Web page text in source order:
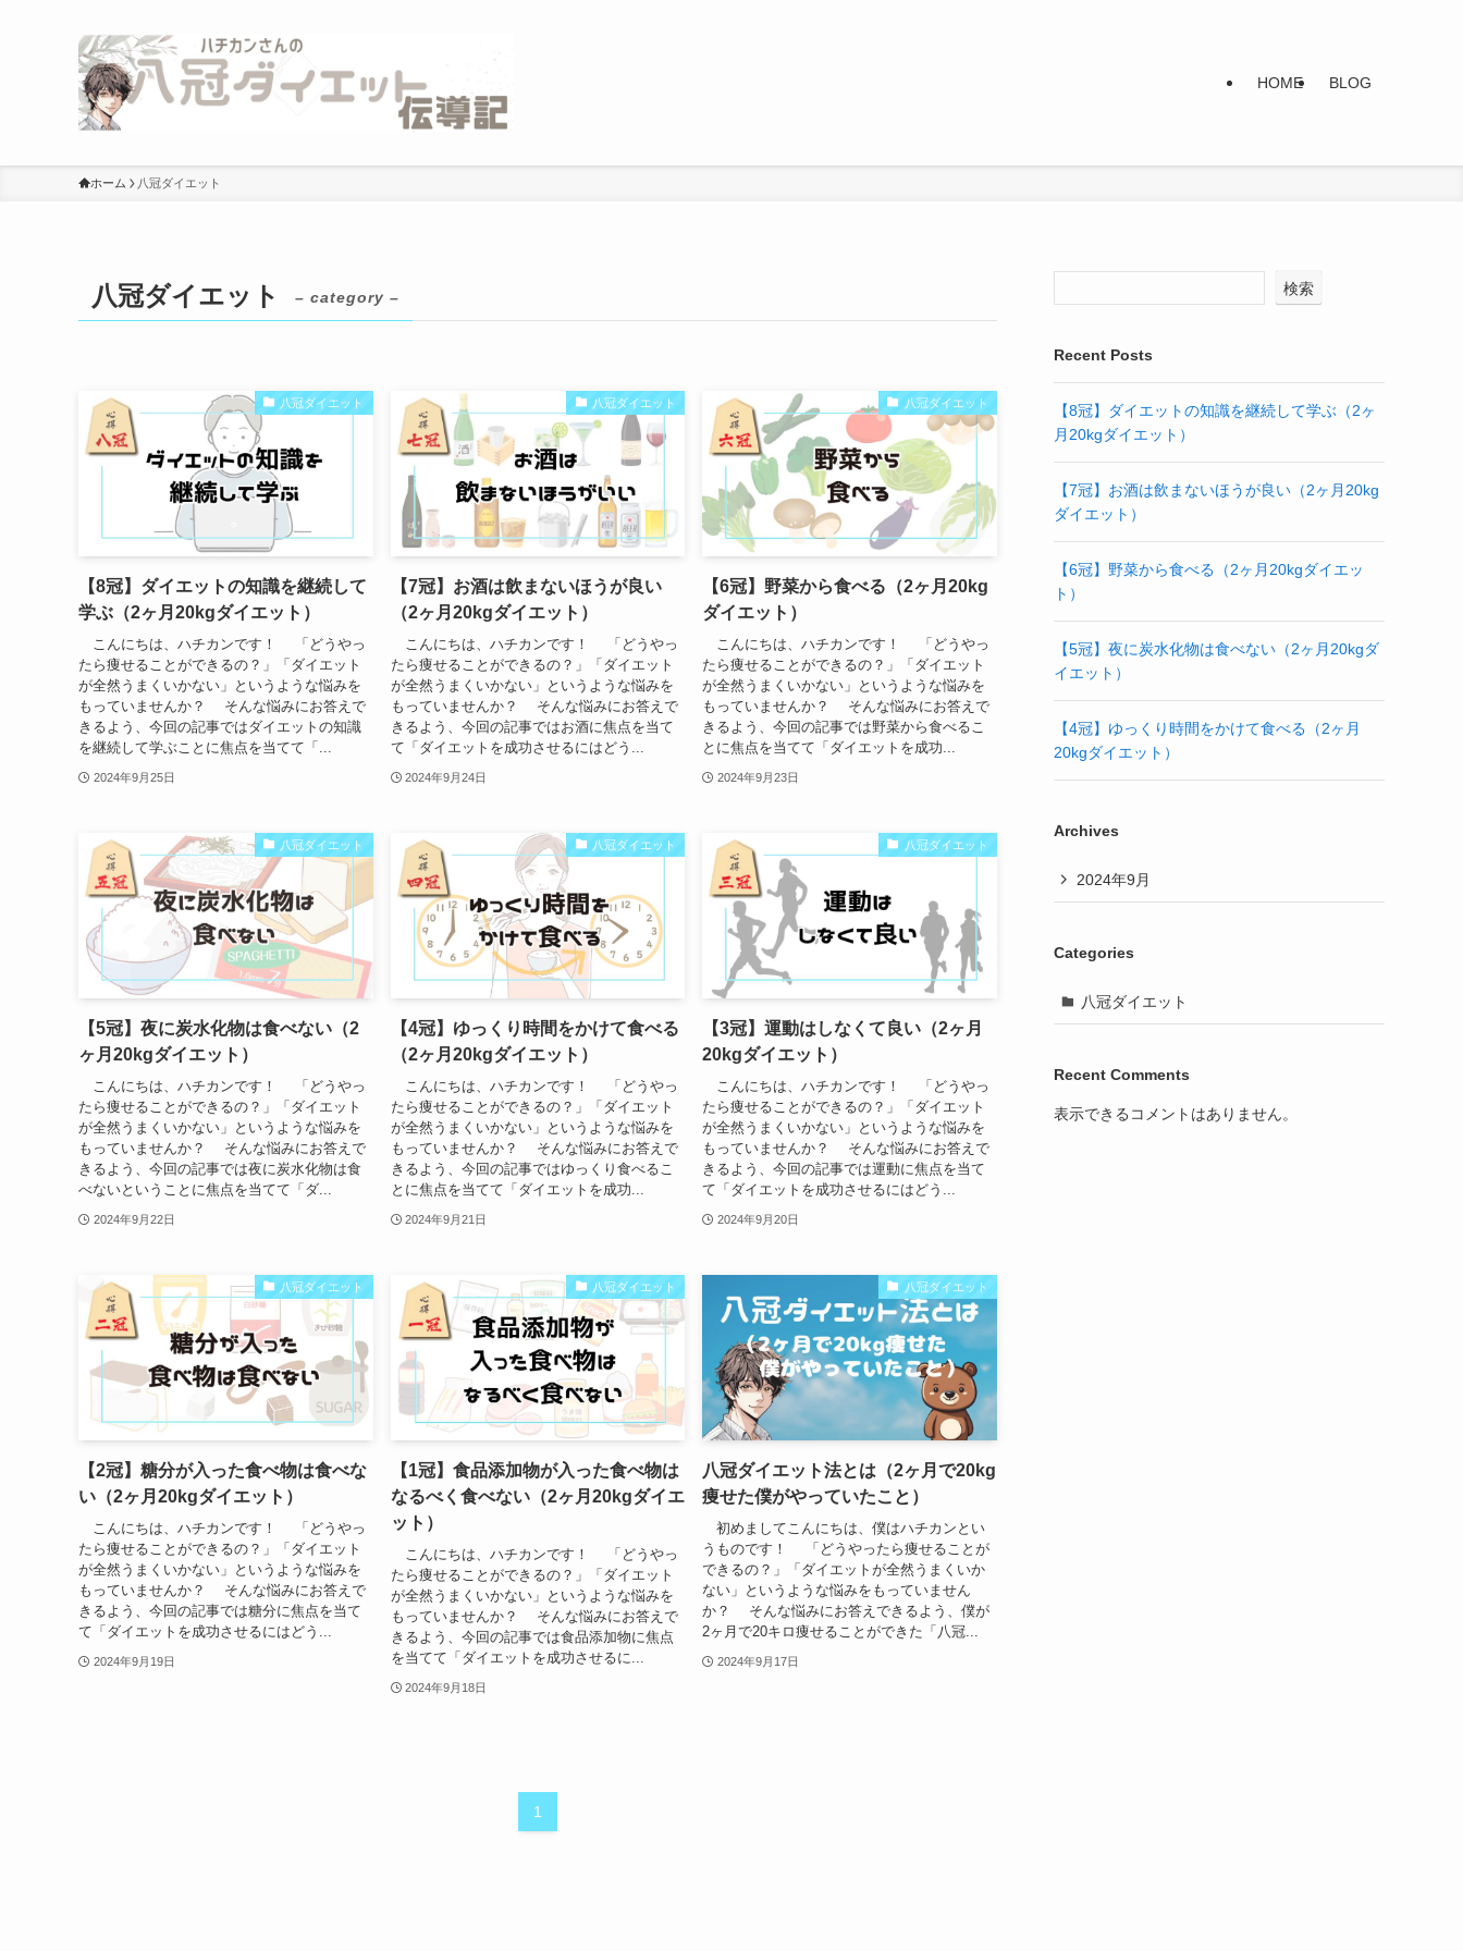
HOME BLOG
ホーム 八冠ダイエット
八冠ダイエット – category –
八冠ダイエット
【8冠】ダイエットの知識を継続して
学ぶ（2ヶ月20kgダイエット）
こんにちは、ハチカンです！ 「どうやっ
たら痩せることができるの？」「ダイエット
が全然うまくいかない」というような悩みを
もっていませんか？ そんな悩みにお答えで
きるよう、今回の記事ではダイエットの知識
を継続して学ぶことに焦点を当てて「...
2024年9月25日
八冠ダイエット
【7冠】お酒は飲まないほうが良い
（2ヶ月20kgダイエット）
こんにちは、ハチカンです！ 「どうやっ
たら痩せることができるの？」「ダイエット
が全然うまくいかない」というような悩みを
もっていませんか？ そんな悩みにお答えで
きるよう、今回の記事ではお酒に焦点を当て
て「ダイエットを成功させるにはどう...
2024年9月24日
八冠ダイエット
【6冠】野菜から食べる（2ヶ月20kg
ダイエット）
こんにちは、ハチカンです！ 「どうやっ
たら痩せることができるの？」「ダイエット
が全然うまくいかない」というような悩みを
もっていませんか？ そんな悩みにお答えで
きるよう、今回の記事では野菜から食べるこ
とに焦点を当てて「ダイエットを成功...
2024年9月23日
八冠ダイエット
【5冠】夜に炭水化物は食べない（2
ヶ月20kgダイエット）
こんにちは、ハチカンです！ 「どうやっ
たら痩せることができるの？」「ダイエット
が全然うまくいかない」というような悩みを
もっていませんか？ そんな悩みにお答えで
きるよう、今回の記事では夜に炭水化物は食
べないということに焦点を当てて「ダ...
2024年9月22日
八冠ダイエット
【4冠】ゆっくり時間をかけて食べる
（2ヶ月20kgダイエット）
こんにちは、ハチカンです！ 「どうやっ
たら痩せることができるの？」「ダイエット
が全然うまくいかない」というような悩みを
もっていませんか？ そんな悩みにお答えで
きるよう、今回の記事ではゆっくり食べるこ
とに焦点を当てて「ダイエットを成功...
2024年9月21日
八冠ダイエット
【3冠】運動はしなくて良い（2ヶ月
20kgダイエット）
こんにちは、ハチカンです！ 「どうやっ
たら痩せることができるの？」「ダイエット
が全然うまくいかない」というような悩みを
もっていませんか？ そんな悩みにお答えで
きるよう、今回の記事では運動に焦点を当て
て「ダイエットを成功させるにはどう...
2024年9月20日
八冠ダイエット
【2冠】糖分が入った食べ物は食べな
い（2ヶ月20kgダイエット）
こんにちは、ハチカンです！ 「どうやっ
たら痩せることができるの？」「ダイエット
が全然うまくいかない」というような悩みを
もっていませんか？ そんな悩みにお答えで
きるよう、今回の記事では糖分に焦点を当て
て「ダイエットを成功させるにはどう...
2024年9月19日
八冠ダイエット
【1冠】食品添加物が入った食べ物は
なるべく食べない（2ヶ月20kgダイエ
ット）
こんにちは、ハチカンです！ 「どうやっ
たら痩せることができるの？」「ダイエット
が全然うまくいかない」というような悩みを
もっていませんか？ そんな悩みにお答えで
きるよう、今回の記事では食品添加物に焦点
を当てて「ダイエットを成功させるに...
2024年9月18日
八冠ダイエット
八冠ダイエット法とは（2ヶ月で20kg
痩せた僕がやっていたこと）
初めましてこんにちは、僕はハチカンとい
うものです！ 「どうやったら痩せることが
できるの？」「ダイエットが全然うまくいか
ない」というような悩みをもっていません
か？ そんな悩みにお答えできるよう、僕が
2ヶ月で20キロ痩せることができた「八冠...
2024年9月17日
1
検索
Recent Posts
【8冠】ダイエットの知識を継続して学ぶ（2ヶ
月20kgダイエット）
【7冠】お酒は飲まないほうが良い（2ヶ月20kg
ダイエット）
【6冠】野菜から食べる（2ヶ月20kgダイエッ
ト）
【5冠】夜に炭水化物は食べない（2ヶ月20kgダ
イエット）
【4冠】ゆっくり時間をかけて食べる（2ヶ月
20kgダイエット）
Archives
2024年9月
Categories
八冠ダイエット
Recent Comments
表示できるコメントはありません。